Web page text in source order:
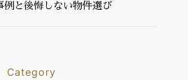
例と後悔しない物件選び
Category